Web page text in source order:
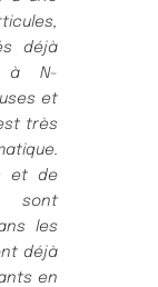
déjà
à N-
et
très
et de
sont
les
déjà
en